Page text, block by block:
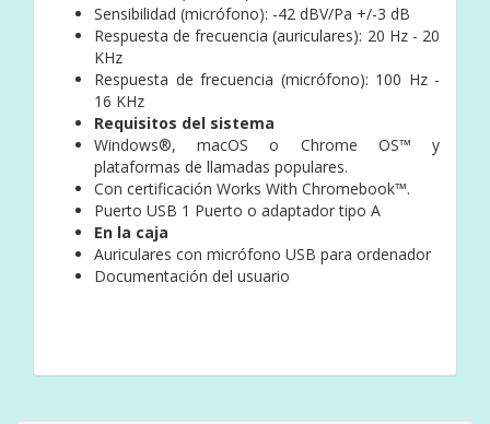
Sensibilidad (micrófono): -42 dBV/Pa +/-3 dB
Respuesta de frecuencia (auriculares): 20 Hz - 20
KHz
Respuesta de frecuencia (micrófono): 100 Hz -
16 KHz
Requisitos del sistema
Windows®, macOS o Chrome OS™ y
plataformas de llamadas populares.
Con certificación Works With Chromebook™.
Puerto USB 1 Puerto o adaptador tipo A
En la caja
Auriculares con micrófono USB para ordenador
Documentación del usuario